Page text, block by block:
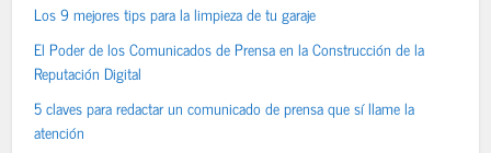
Los 9 mejores tips para la limpieza de tu garaje
El Poder de los Comunicados de Prensa en la Construcción de la
Reputación Digital
5 claves para redactar un comunicado de prensa que sí llame la
atención